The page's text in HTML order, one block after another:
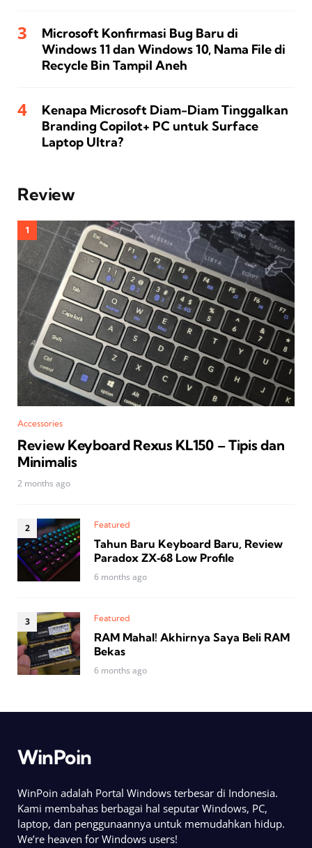
Microsoft Konfirmasi Bug Baru di
Windows 11 dan Windows 10, Nama File di
Recycle Bin Tampil Aneh
Kenapa Microsoft Diam-Diam Tinggalkan
Branding Copilot+ PC untuk Surface
Laptop Ultra?
Review
Accessories
Review Keyboard Rexus KL150 – Tipis dan
Minimalis
2 months ago
Featured
Tahun Baru Keyboard Baru, Review
Paradox ZX‑68 Low Profile
6 months ago
Featured
RAM Mahal! Akhirnya Saya Beli RAM
Bekas
6 months ago
WinPoin
WinPoin adalah Portal Windows terbesar di Indonesia.
Kami membahas berbagai hal seputar Windows, PC,
laptop, dan penggunaannya untuk memudahkan hidup.
We’re heaven for Windows users!